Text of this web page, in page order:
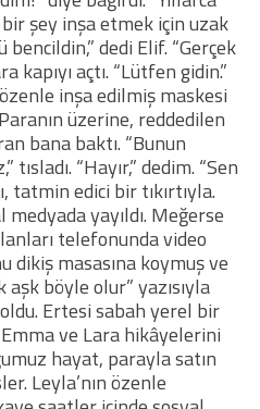
şey inşa etmek için uzak
bencildin,” dedi Elif. “Gerçek
kapıyı açtı. “Lütfen gidin.”
inşa edilmiş maskesi
üzerine, reddedilen
bana baktı. “Bunun
tısladı. “Hayır,” dedim. “Sen
tatmin edici bir tıkırtıyla.
yayıldı. Meğerse
telefonunda video
dikiş masasına koymuş ve
böyle olur” yazısıyla
Ertesi sabah yerel bir
ve Lara hikâyelerini
hayat, parayla satın
Leyla’nın özenle